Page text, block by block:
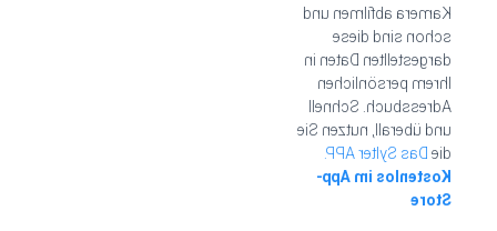
Kamera abfilmen und
schon sind diese
dargestellten Daten in
Ihrem persönlichen
Adressbuch. Schnell
und überall, nutzen Sie
die
Das Sylter APP.
Kostenlos im App-
Store